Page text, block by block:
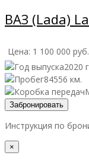
ВАЗ (Lada)
Цена: 1 100 000 руб.
2020
84556 км.
Забронировать
Инструкция по
×